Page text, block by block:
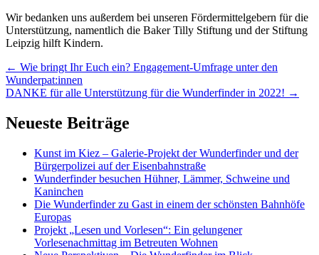
Wir bedanken uns außerdem bei unseren Fördermittelgebern für die
Unterstützung, namentlich die Baker Tilly Stiftung und der Stiftung
Leipzig hilft Kindern.
Artikel-
Navigation
← Wie bringt Ihr Euch ein? Engagement-Umfrage unter den
Wunderpat:innen
DANKE für alle Unterstützung für die Wunderfinder in 2022! →
Neueste Beiträge
Kunst im Kiez – Galerie-Projekt der Wunderfinder und der
Bürgerpolizei auf der Eisenbahnstraße
Wunderfinder besuchen Hühner, Lämmer, Schweine und
Kaninchen
Die Wunderfinder zu Gast in einem der schönsten Bahnhöfe
Europas
Projekt „Lesen und Vorlesen“: Ein gelungener
Vorlesenachmittag im Betreuten Wohnen